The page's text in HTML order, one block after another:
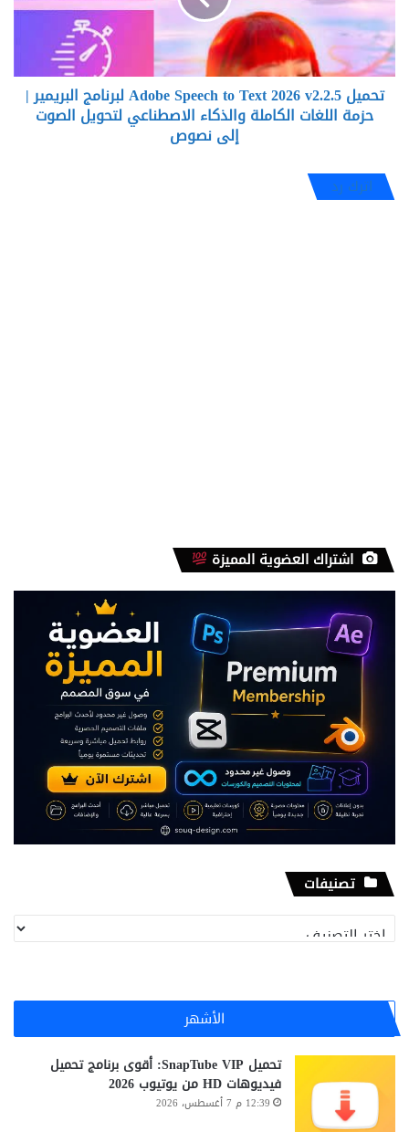
2026
v2.2.5
لبرنامج
البريمير
حزمة
والذكاء
الاصطناعي
تحميل Adobe Speech to Text 2026 v2.2.5 لبرنامج البريمير |
حزمة اللغات الكاملة والذكاء الاصطناعي لتحويل الصوت
إلى نصوص
اترك رد
اشتراك العضوية المميزة
تصنيفات
تصنيفات
الأشهر
تحميل SnapTube VIP: أقوى برنامج تحميل
فيديوهات HD من يوتيوب 2026
12:39 م 7 أغسطس، 2026